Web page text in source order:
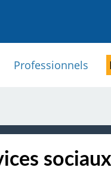
Professionnels
sociaux